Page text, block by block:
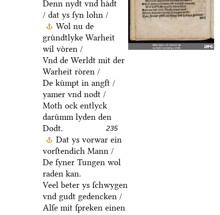
Denn nydt vnd haͤdt
/ dat ys ſyn lohn /
Wol nu de
gruͤndtlyke Warheit
wil voͤren /
Vnd de Werldt mit der
Warheit roͤren /
De kuͤmpt in angſt /
yamer vnd nodt /
Moth ock entlyck
daruͤmm lyden den
Dodt.
235
Dat ys vorwar ein
vorſtendich Mann /
De ſyner Tungen wol
raden kan.
Veel beter ys ſchwygen
vnd gudt gedencken /
Alſe mit ſpreken einen